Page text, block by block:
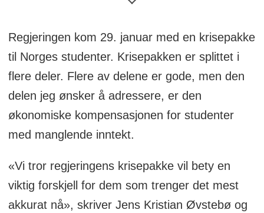
til debatt@universitas.no.
• Typiske innlegg er mellom 1500 og 2500
tegn, inkludert mellomrom.
• Lengre innlegg kan vurderes i noen
tilfeller. Vi tar oss retten til å forkorte
• Vi trykker ikke innlegg som har vært
publisert i andre aviser, eller som er
Regjeringen kom 29. januar med en krisepakke
til Norges studenter. Krisepakken er splittet i
flere deler. Flere av delene er gode, men den
delen jeg ønsker å adressere, er den
økonomiske kompensasjonen for studenter
med manglende inntekt.
«Vi tror regjeringens krisepakke vil bety en
viktig forskjell for dem som trenger det mest
akkurat nå», skriver Jens Kristian Øvstebø og